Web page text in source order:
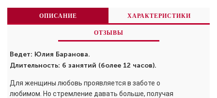
ОПИСАНИЕ ХАРАКТЕРИСТИКИ
ОТЗЫВЫ
Ведет: Юлия Баранова.
Длительность: 6 занятий (более 12 часов).
Для женщины любовь проявляется в заботе о
любимом. Но стремление давать больше, получая